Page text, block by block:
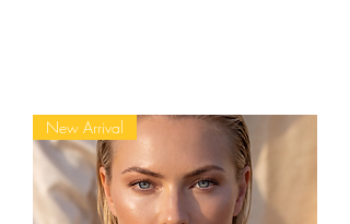
New Arrival